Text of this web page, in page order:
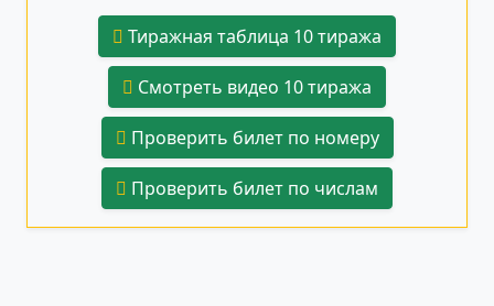
Тиражная таблица 10 тиража
Смотреть видео 10 тиража
Проверить билет по номеру
Проверить билет по числам